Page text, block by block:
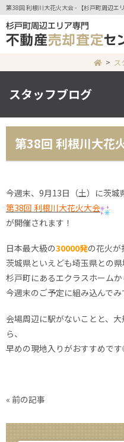
第38回 利根川大花火大会 - 【杉戸町周辺エ
ス
スタッフブログ
第38回 利根川大花
今週末、9月13日（土）に茨城
第38回 利根川大花火大会
が開催されます！
日本最大級の30000発の花火が
茨城県といえども埼玉県との県
杉戸町にあるエクラスホーム
今週末のご予定に組み込んで
会場周辺に駅がないことと、
ら、
早めの現地入りがおすすめで
« 前の記事